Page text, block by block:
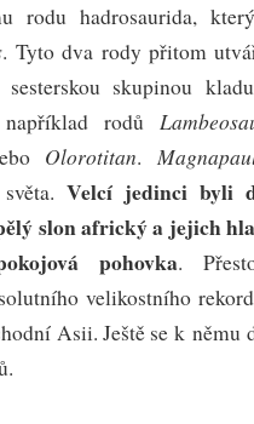
rodu hadrosaurida,
. Tyto dva rody přitom
skupinou
rodů
Olorotitan.
Velcí jedinci byli
slon africký a jejich
pohovka.
velikostního
Asii. Ještě se k němu